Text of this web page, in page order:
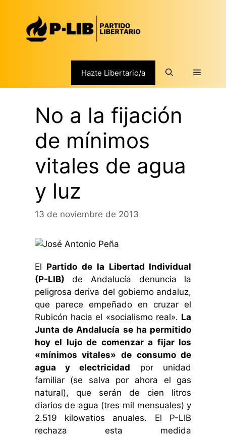
contenido
Hazte Libertario/a Menú
No a la fijación
de mínimos
vitales de agua
y luz
13 de noviembre de 2013
El Partido de la Libertad Individual
(P-LIB) de Andalucía denuncia la
peligrosa deriva del gobierno andaluz,
que parece empeñado en cruzar el
Rubicón hacia el «socialismo real». La
Junta de Andalucía se ha permitido
hoy el lujo de comenzar a fijar los
«mínimos vitales» de consumo de
agua y electricidad por unidad
familiar (se salva por ahora el gas
natural), que serán de cien litros
diarios de agua (tres mil mensuales) y
2.519 kilowatios anuales. El P-LIB
rechaza esta medida